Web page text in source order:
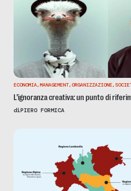
ECONOMIA,MANAGEMENT,ORGANIZZAZIONE,
L’ignoranza creativa: un punto di
diPIERO FORMICA